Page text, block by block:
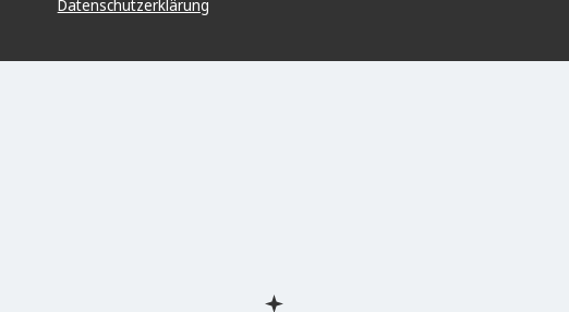
Datenschutzerklärung